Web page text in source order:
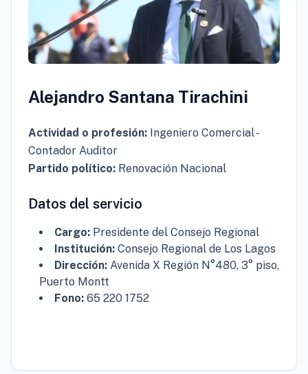
Alejandro Santana Tirachini
Actividad o profesión: Ingeniero Comercial -
Contador Auditor
Partido político: Renovación Nacional
Datos del servicio
Cargo: Presidente del Consejo Regional
Institución: Consejo Regional de Los Lagos
Dirección: Avenida X Región N°480, 3° piso,
Puerto Montt
Fono: 65 220 1752